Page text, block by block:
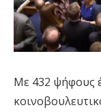
Με 432 ψήφους